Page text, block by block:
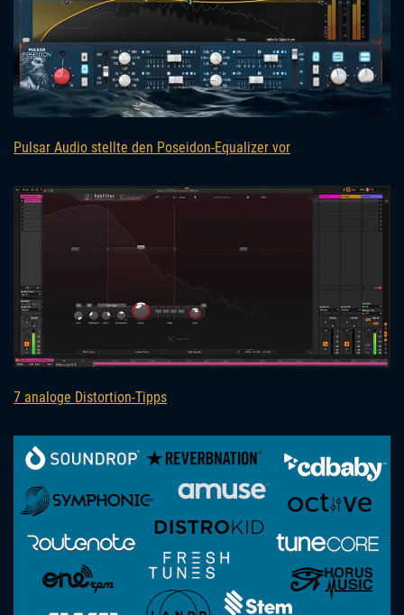
Pulsar Audio stellte den Poseidon-Equalizer vor
7 analoge Distortion-Tipps